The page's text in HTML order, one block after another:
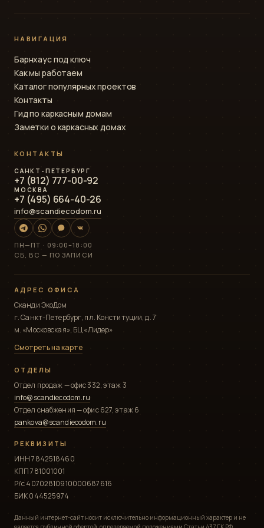
НАВИГАЦИЯ
Барнхаус под ключ
Как мы работаем
Каталог популярных проектов
Контакты
Гид по каркасным домам
Заметки о каркасных домах
КОНТАКТЫ
САНКТ-ПЕТЕРБУРГ
+7 (812) 777-00-92
МОСКВА
+7 (495) 664-40-26
info@scandiecodom.ru
ПН—ПТ · 09:00–18:00
СБ, ВС — ПО ЗАПИСИ
АДРЕС ОФИСА
Сканди ЭкоДом
г. Санкт-Петербург, пл. Конституции, д. 7
м. «Московская», БЦ «Лидер»
Смотреть на карте
ОТДЕЛЫ
Отдел продаж — офис 332, этаж 3
info@scandiecodom.ru
Отдел снабжения — офис 627, этаж 6
pankova@scandiecodom.ru
РЕКВИЗИТЫ
ИНН 7842518460
КПП 781001001
Р/с 40702810910000687616
БИК 044525974
Данный интернет-сайт носит исключительно информационный характер и не